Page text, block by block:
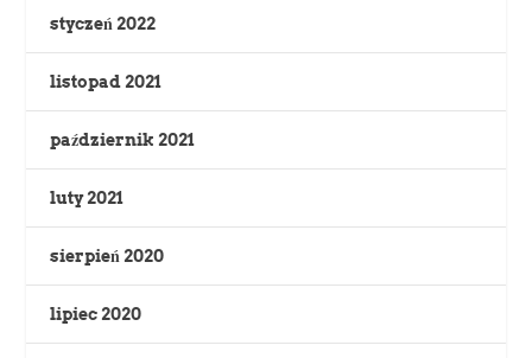
styczeń 2022
listopad 2021
październik 2021
luty 2021
sierpień 2020
lipiec 2020